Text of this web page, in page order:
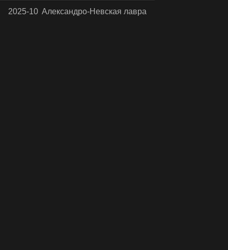
2025-10 Александро-Невская лавра